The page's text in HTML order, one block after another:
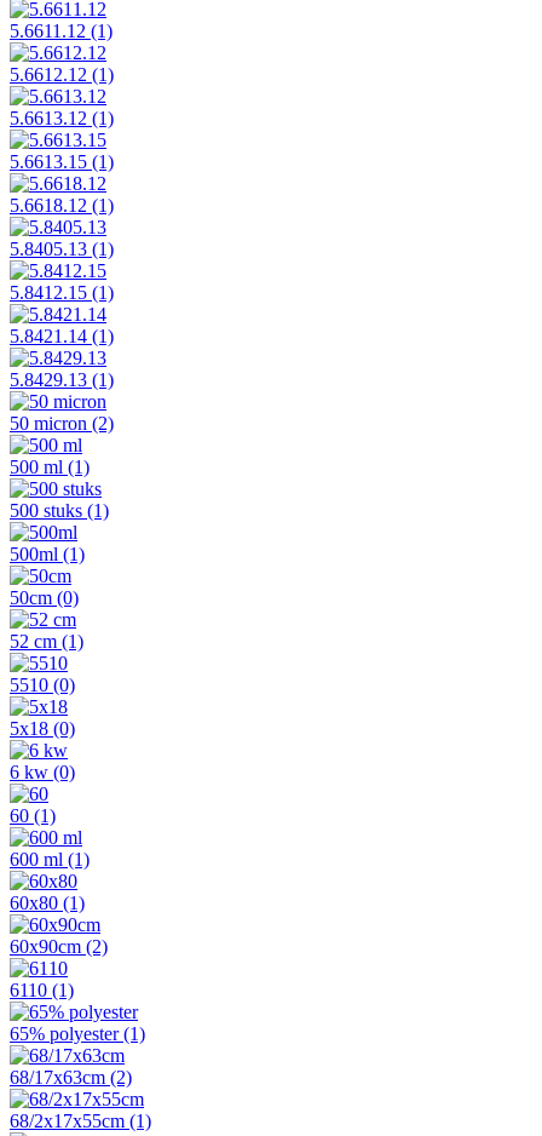
5.6611.12 (1)
5.6612.12 (1)
5.6613.12 (1)
5.6613.15 (1)
5.6618.12 (1)
5.8405.13 (1)
5.8412.15 (1)
5.8421.14 (1)
5.8429.13 (1)
50 micron (2)
500 ml (1)
500 stuks (1)
500ml (1)
50cm (0)
52 cm (1)
5510 (0)
5x18 (0)
6 kw (0)
60 (1)
600 ml (1)
60x80 (1)
60x90cm (2)
6110 (1)
65% polyester(1)
68/17x63cm (2)
68/2x17x55cm (1)